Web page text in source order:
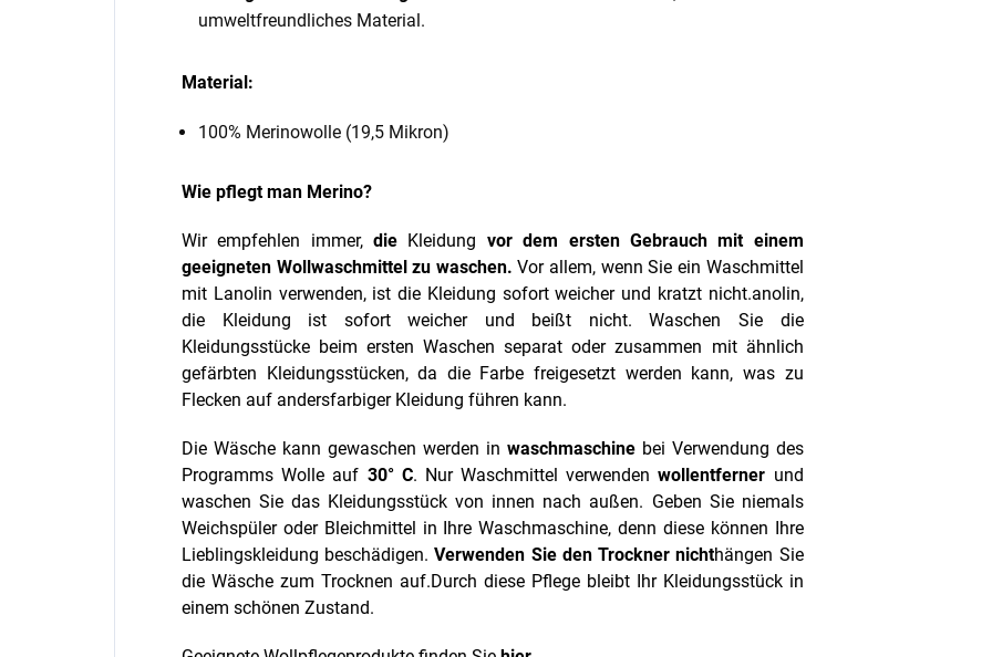
umweltfreundliches Material.
Material:
100% Merinowolle (19,5 Mikron)
Wie pflegt man Merino?
Wir empfehlen immer,die Kleidung vor dem ersten Gebrauch mit einem
geeigneten Wollwaschmittel zu waschen. Vor allem, wenn Sie ein Waschmittel
mit Lanolin verwenden, ist die Kleidung sofort weicher und kratzt nicht.anolin,
die Kleidung ist sofort weicher und beißt nicht. Waschen Sie die
Kleidungsstücke beim ersten Waschen separat oder zusammen mit ähnlich
gefärbten Kleidungsstücken, da die Farbe freigesetzt werden kann, was zu
Flecken auf andersfarbiger Kleidung führen kann.
Die Wäsche kann gewaschen werden in waschmaschine bei Verwendung des
Programms Wolle auf 30° C. Nur Waschmittel verwenden wollentferner und
waschen Sie das Kleidungsstück von innen nach außen. Geben Sie niemals
Weichspüler oder Bleichmittel in Ihre Waschmaschine, denn diese können Ihre
Lieblingskleidung beschädigen.Verwenden Sie den Trockner nichthängen Sie
die Wäsche zum Trocknen auf.Durch diese Pflege bleibt Ihr Kleidungsstück in
einem schönen Zustand.